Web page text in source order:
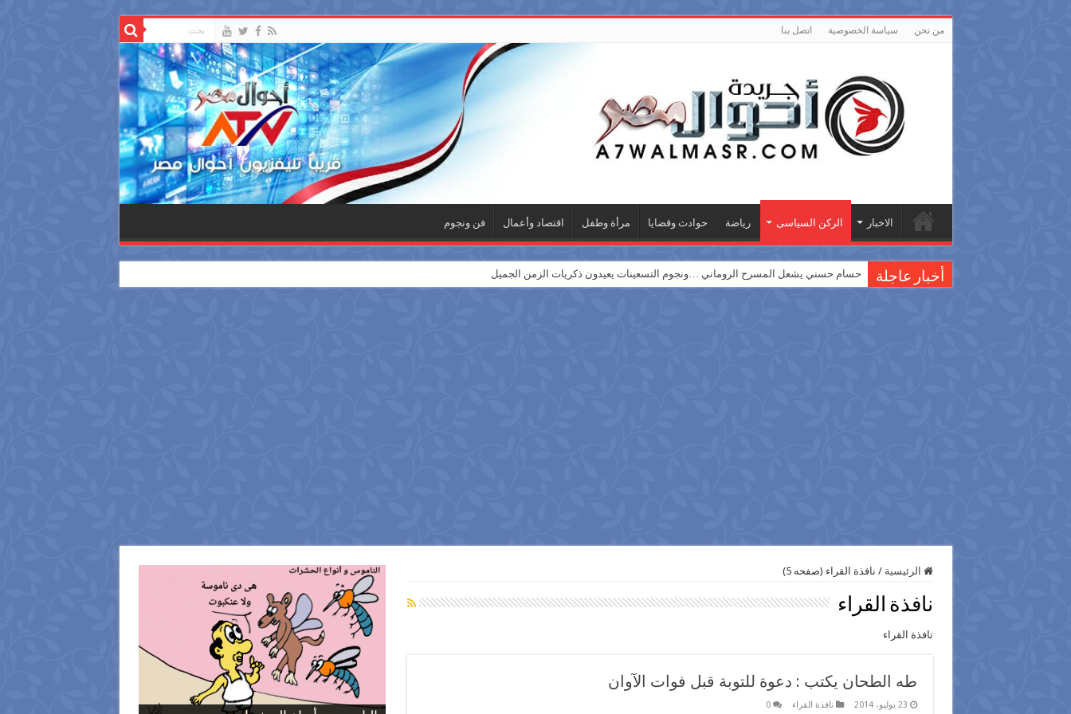
من نحن سياسة الخصوصية اتصل بنا
الاخبار الركن السياسى رياضة حوادث وقضايا مرأة وطفل اقتصاد وأعمال فن ونجوم
أخبار عاجلة حسام حسني يشعل المسرح الروماني …ونجوم التسعينات يعيدون ذكريات الزمن الجميل
الرئيسية / نافذة القراء (صفحه 5)
نافذة القراء
تافذة القراء
طه الطحان يكتب : دعوة للتوبة قبل فوات الآوان
23 يوليو، 2014 نافذة القراء 0